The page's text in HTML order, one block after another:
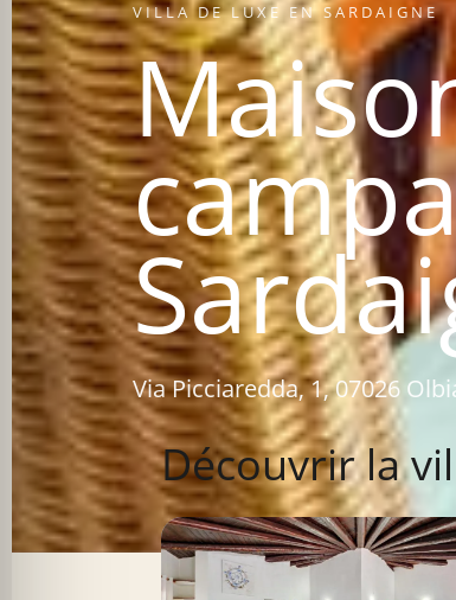
VILLA DE LUXE EN SARDAIGNE
Via Picciaredda, 1, 07026
Découvrir la